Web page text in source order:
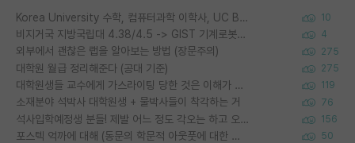
Korea University 수학, 컴퓨터과학 이학사, UC Berkeley 산업공학 대학원 공학박사가 되는 것은 쉽지 않겠죠? 10
비지거국 지방국립대 4.38/4.5 -> GIST 기계로봇공학과 석사 4
외부에서 괜찮은 랩을 알아보는 방법 (장문주의) 275
대학원 월급 정리해준다 (공대 기준) 275
대학원생들 교수에게 가스라이팅 당한 것은 이해가 갑니다. 안타깝네요. 119
소재분야 석박사 대학원생 + 물박사들이 착각하는 거 76
석사입학예정생 분들! 제발 어느 정도 각오는 하고 오세요. 156
포스텍 억까에 대해 (동문의 학문적 아웃풋에 대한 반박) 50